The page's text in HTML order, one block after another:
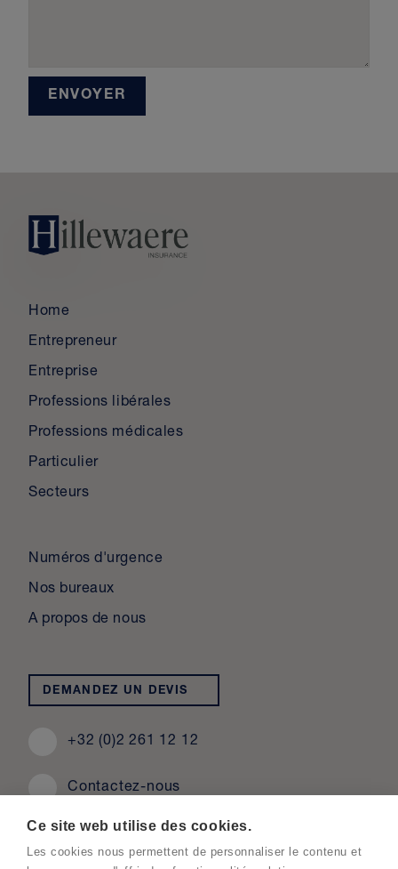
ENVOYER
Home
Entrepreneur
Entreprise
Professions libérales
Professions médicales
Particulier
Secteurs
Numéros d'urgence
Nos bureaux
A propos de nous
DEMANDEZ UN DEVIS
+32 (0)2 261 12 12
Contactez-nous
Ce site web utilise des cookies.
Les cookies nous permettent de personnaliser le contenu et